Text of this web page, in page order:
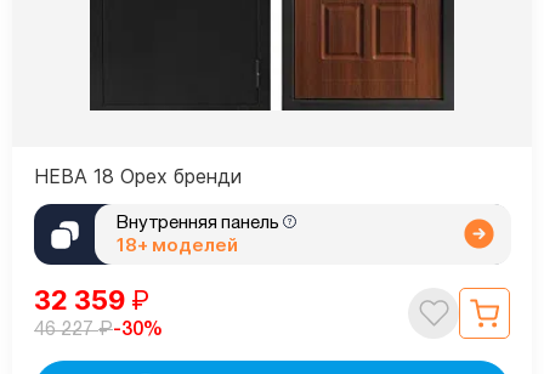
НЕВА 18 Орех бренди
Внутренняя панель
18+ моделей
32 359 ₽
46 227₽-30%